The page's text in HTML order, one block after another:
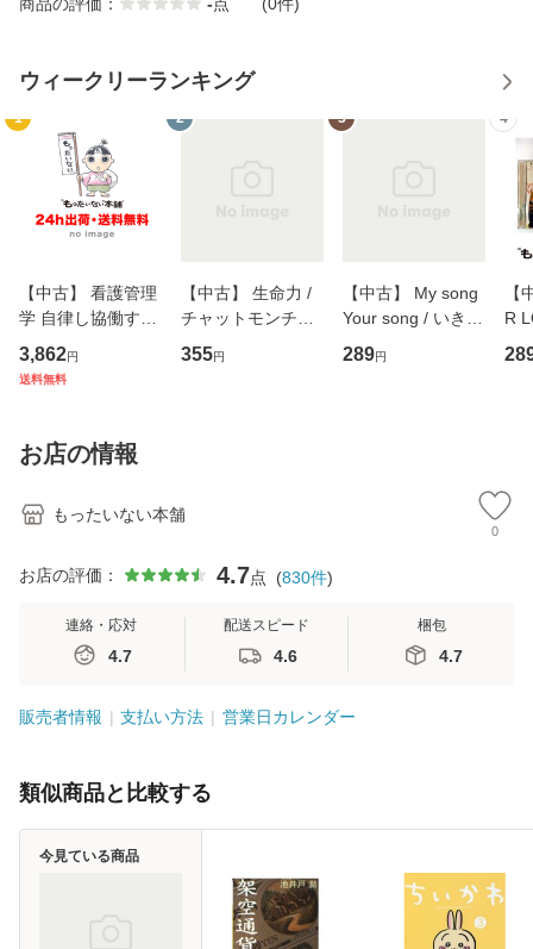
ウィークリーランキング
1
【中古】 看護管理
学 自律し協働する
専門職の看護マネ
ジメントスキル 改
恵 藤本幸三 / 南江
堂 [単行
3,862円
送料無料
2
【中古】 生命力 /
チャットモンチー /
キューンレコード
[CD]【メール便送
355円
3
【中古】 My song
Your song / いきも
のがかり / [CD]
【メール便送料無
289円
4
【
R
産
お店の情報
もったいない本舗
0
お店の評価： 4.7点 (830件)
連絡・応対
4.7
配送スピード
4.6
梱包
4.7
販売者情報 支払い方法 営業日カレンダー
類似商品と比較する
今見ている商品